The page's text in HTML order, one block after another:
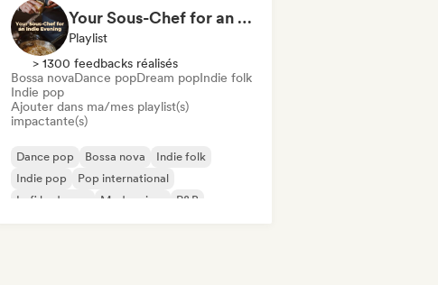
Your Sous-Chef for an Indie Evening
Playlist
> 1300 feedbacks réalisés
Bossa novaDance popDream popIndie folk
Indie pop
Ajouter dans ma/mes playlist(s)
impactante(s)
Dance pop Bossa nova
Indie folk
Indie pop
Pop international
Lofi bedroom
Modern jazz R&B